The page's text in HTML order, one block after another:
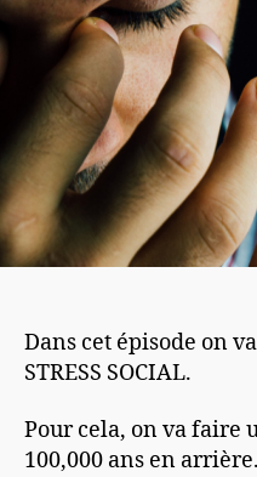
Dans cet épisode on
STRESS SOCIAL.
Pour cela, on va faire
100,000 ans en arrière.